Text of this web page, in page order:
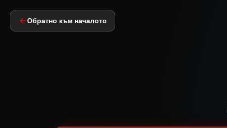
Обратно към началото